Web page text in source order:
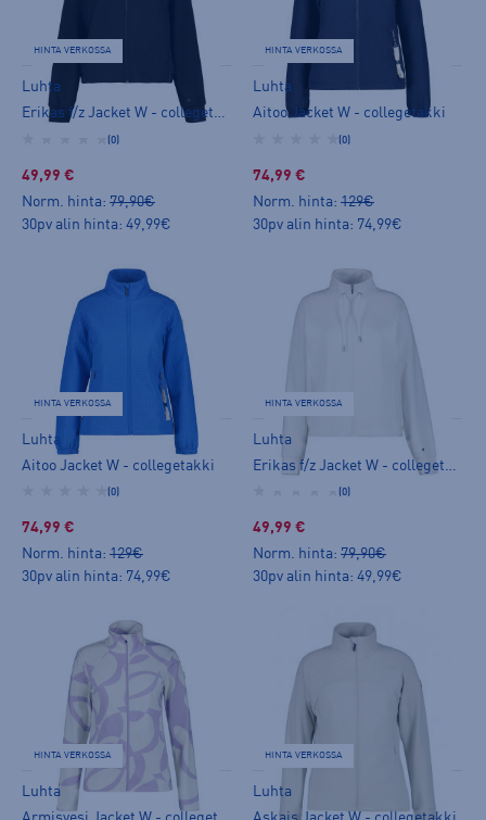
HINTA VERKOSSA
Luhta
Erikas f/z Jacket W - collegetakki
(0)
49,99 €
Norm. hinta: 79,90€
30pv alin hinta: 49,99€
HINTA VERKOSSA
Luhta
Aitoo Jacket W - collegetakki
(0)
74,99 €
Norm. hinta: 129€
30pv alin hinta: 74,99€
HINTA VERKOSSA
Luhta
Aitoo Jacket W - collegetakki
(0)
74,99 €
Norm. hinta: 129€
30pv alin hinta: 74,99€
HINTA VERKOSSA
Luhta
(0)
49,99 €
Norm. hinta: 79,90€
30pv alin hinta: 49,99€
HINTA VERKOSSA
Luhta
HINTA VERKOSSA
Luhta